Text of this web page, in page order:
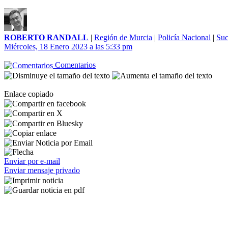
ROBERTO RANDALL | Región de Murcia | Policía Nacional |
Miércoles, 18 Enero 2023 a las 5:33 pm
Comentarios
Enlace copiado
Enviar por e-mail
Enviar mensaje privado